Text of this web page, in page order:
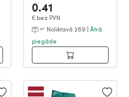
0.41
€ bez PVN
Noliktavā 269 | Ātrā
piegāde